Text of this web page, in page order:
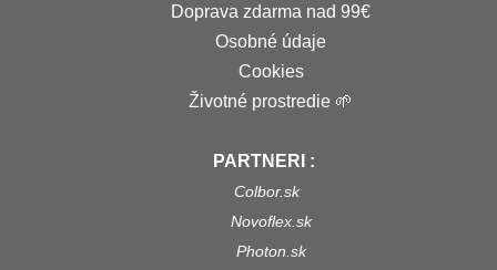
Doprava zdarma nad 99€
Osobné údaje
Cookies
Životné prostredie 🌱
PARTNERI :
Colbor.sk
Novoflex.sk
Photon.sk